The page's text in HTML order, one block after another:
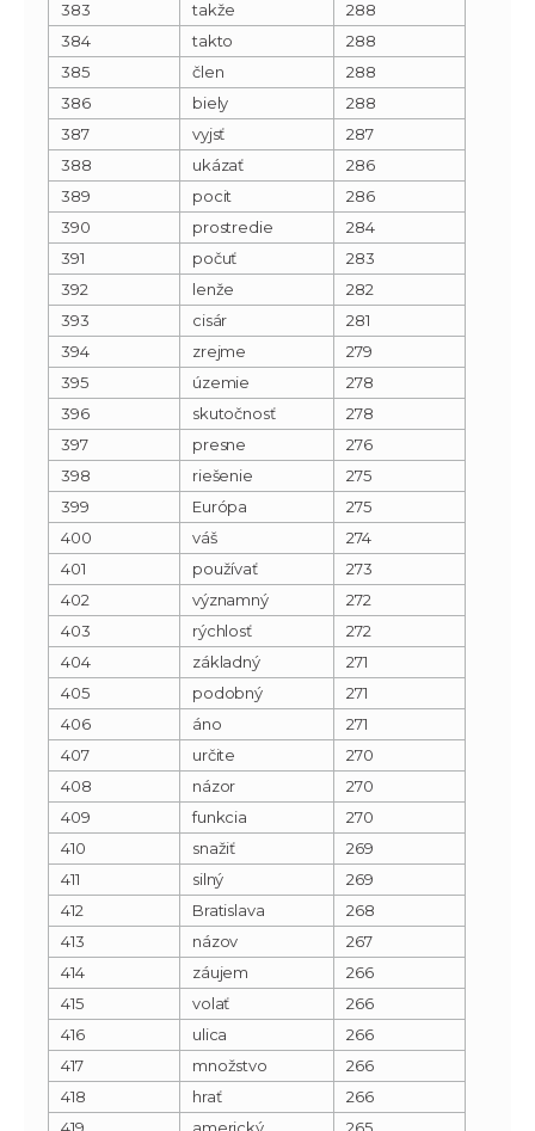
383
takže
288
384
takto
288
385
člen
288
386
biely
288
387
vyjsť
287
388
ukázať
286
389
pocit
286
390
prostredie
284
391
počuť
283
392
lenže
282
393
cisár
281
394
zrejme
279
395
územie
278
396
skutočnosť
278
397
presne
276
398
riešenie
275
399
Európa
275
400
váš
274
401
používať
273
402
významný
272
403
rýchlosť
272
404
základný
271
405
podobný
271
406
áno
271
407
určite
270
408
názor
270
409
funkcia
270
410
snažiť
269
411
silný
269
412
Bratislava
268
413
názov
267
414
záujem
266
415
volať
266
416
ulica
266
417
množstvo
266
418
hrať
266
419
americký 265